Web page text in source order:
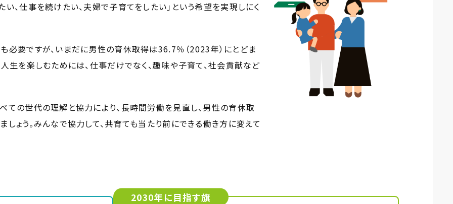
、仕事を続けたい、夫婦で子育てをしたい」という希望を実現しにく
必要ですが、いまだに男性の育休取得は36.7％（2023年）にとどま
生を楽しむためには、仕事だけでなく、趣味や子育て、社会貢献など
ての世代の理解と協力により、長時間労働を見直し、男性の育休取
ょう。みんなで協力して、共育ても当たり前にできる働き方に変えて
2030年に目指す旗